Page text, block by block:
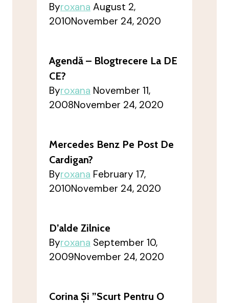
Byroxana August 2,
2010November 24, 2020
Agendă – Blogtrecere La DE
CE?
Byroxana November 11,
2008November 24, 2020
Mercedes Benz Pe Post De
Cardigan?
Byroxana February 17,
2010November 24, 2020
D’alde Zilnice
Byroxana September 10,
2009November 24, 2020
Corina Și ”Scurt Pentru O